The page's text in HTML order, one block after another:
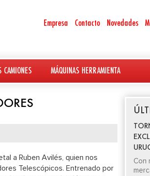
Empresa Contacto Novedades
CAMIONES MÁQUINAS HERRAMIENTA
a Ruben Avilés, quien nos
Telescópicos. Entrenado por
Con